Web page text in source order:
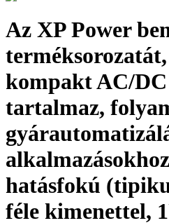
Az XP Power
kompakt AC/DC
tartalmaz,
hatásfokú
féle kimenettel,